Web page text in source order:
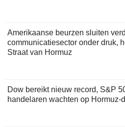
Amerikaanse beurzen sluiten
communicatiesector onder druk,
Straat van Hormuz
Dow bereikt nieuw record, S&P
handelaren wachten op Hormuz-